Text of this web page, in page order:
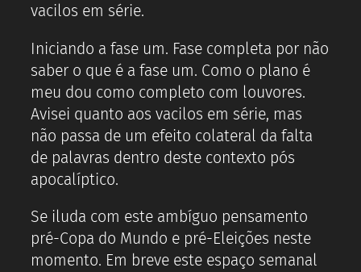
vacilos em série.
Iniciando a fase um. Fase completa por não
saber o que é a fase um. Como o plano é
meu dou como completo com louvores.
Avisei quanto aos vacilos em série, mas
não passa de um efeito colateral da falta
de palavras dentro deste contexto pós
apocalíptico.
Se iluda com este ambíguo pensamento
pré-Copa do Mundo e pré-Eleições neste
momento. Em breve este espaço semanal